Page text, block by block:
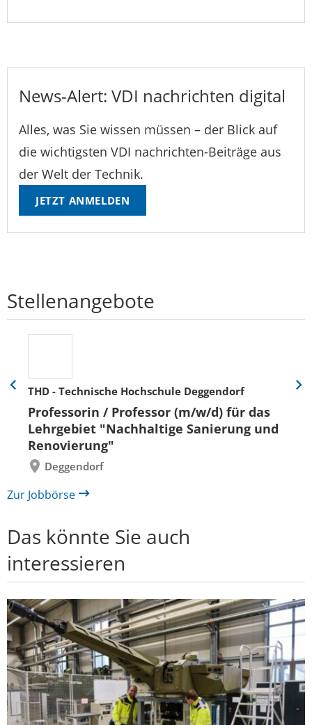
News-Alert: VDI nachrichten digital
Alles, was Sie wissen müssen – der Blick auf
die wichtigsten VDI nachrichten-Beiträge aus
der Welt der Technik.
JETZT ANMELDEN
Stellenangebote
THD - Technische Hochschule Deggendorf
Professorin / Professor (m/w/d) für das
Lehrgebiet "Nachhaltige Sanierung und
Renovierung"
Deggendorf
Eine
zurück
Eine
Zur Jobbörse
Das könnte Sie auch
interessieren